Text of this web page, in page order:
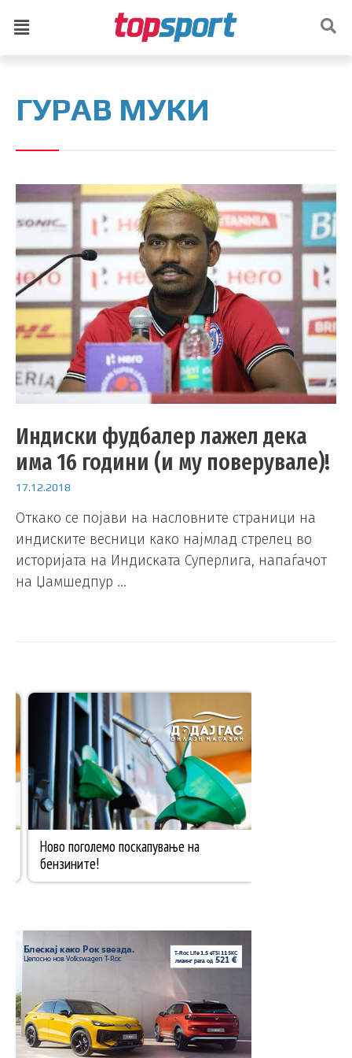
ГУРАВ МУКИ
Индиски фудбалер лажел дека
има 16 години (и му поверувале)!
17.12.2018
Откако се појави на насловните страници на
индиските весници како најмлад стрелец во
историјата на Индиската Суперлига, напаѓачот
на Џамшедпур …